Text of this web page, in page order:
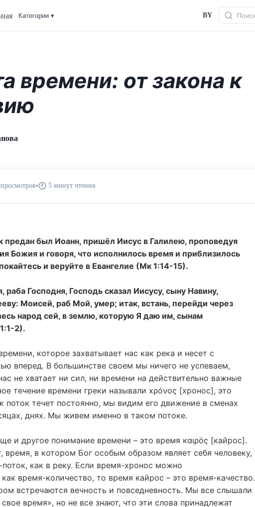
Категории ▾ BY
времени: от закона к
просмотров• 5 минут чтения
предан был Иоанн, пришёл Иисус в Галилею, проповедуя
Божия и говоря, что исполнилось время и приблизилось
и веруйте в Евангелие (Мк 1:14-15).
Господня, Господь сказал Иисусу, сыну Навину,
Моисей, раб Мой, умер; итак, встань, перейди через
народ сей, в землю, которую Я даю им, сынам
2).
которое захватывает нас как река и несет с
вперед. В большинстве своем мы ничего не успеваем,
не хватает ни сил, ни времени на действительно важные
течение времени греки называли хρόνος [хронос], это
поток течет постоянно, мы видим его движение в сменах
днях. Мы живем именно в таком потоке.
и другое понимание времени – это время кαιρός [кайрос].
время, в котором Бог особым образом являет себя человеку,
как в реку. Если время-хронос можно
как время-количество, то время кайрос – это время-качество.
встречаются вечность и повседневность. Мы все слышали
время», но не все знают, что эти слова принадлежат